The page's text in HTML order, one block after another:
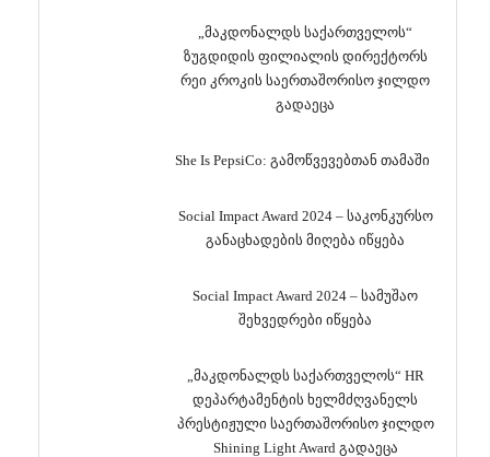
„მაკდონალდს საქართველოს“
ზუგდიდის ფილიალის დირექტორს
რეი კროკის საერთაშორისო ჯილდო
გადაეცა
She Is PepsiCo: გამოწვევებთან თამაში
Social Impact Award 2024 – საკონკურსო
განაცხადების მიღება იწყება
Social Impact Award 2024 – სამუშაო
შეხვედრები იწყება
„მაკდონალდს საქართველოს“ HR
დეპარტამენტის ხელმძღვანელს
პრესტიჟული საერთაშორისო ჯილდო
Shining Light Award გადაეცა